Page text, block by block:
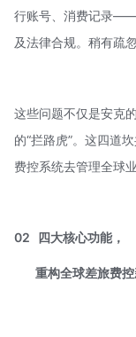
行账号、消费记录——
及法律合规。稍有疏
这些问题不仅是安克
的“拦路虎”。这四道
费控系统去管理全球
02 四大核心功能，
重构全球差旅费控